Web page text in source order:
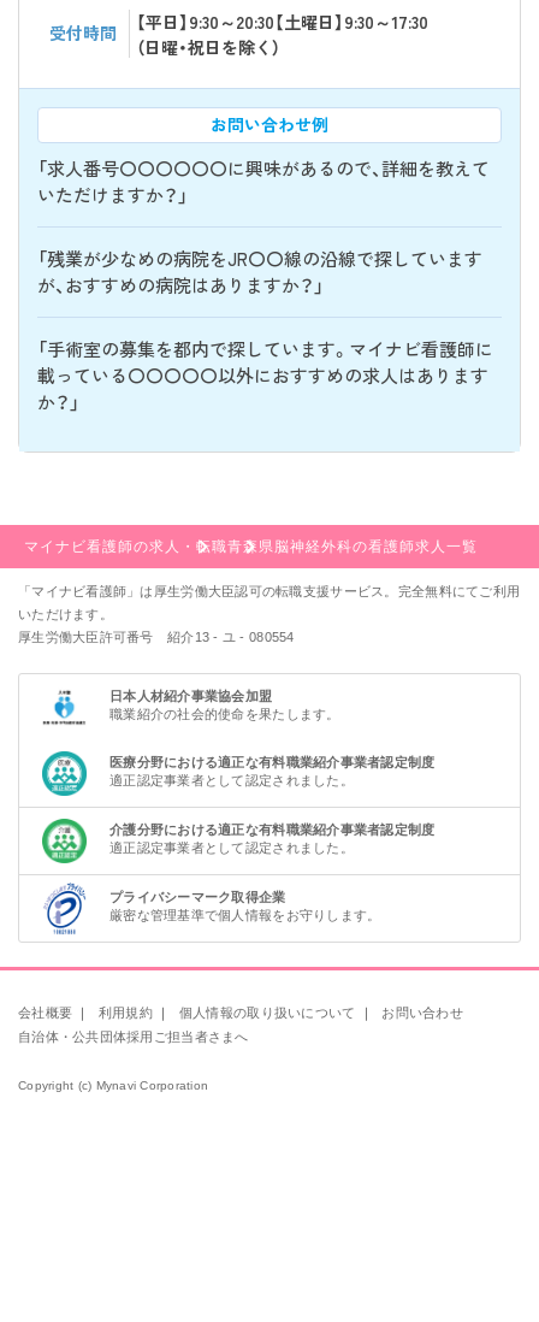
該当件数
受付時間
【平日】9:30～20:30【土曜日】9:30～17:30
（日曜・祝日を除く）
お問い合わせ例
「求人番号〇〇〇〇〇〇に興味があるので、詳細を教えて
いただけますか？」
「残業が少なめの病院をJR〇〇線の沿線で探しています
が、おすすめの病院はありますか？」
「手術室の募集を都内で探しています。マイナビ看護師に
載っている〇〇〇〇〇以外におすすめの求人はあります
か？」
マイナビ看護師の求人・転職青森県 脳神経外科の看護師求人一覧
「マイナビ看護師」は厚生労働大臣認可の転職支援サービス。完全無料にてご利用
いただけます。
厚生労働大臣許可番号 紹介13 - ユ - 080554
日本人材紹介事業協会加盟
職業紹介の社会的使命を果たします。
医療分野における適正な有料職業紹介事業者認定制度
適正認定事業者として認定されました。
介護分野における適正な有料職業紹介事業者認定制度
適正認定事業者として認定されました。
プライバシーマーク取得企業
厳密な管理基準で個人情報をお守りします。
会社概要 ｜ 利用規約 ｜ 個人情報の取り扱いについて ｜
お問い合わせ
自治体・公共団体採用ご担当者さまへ
Copyright (c) Mynavi Corporation